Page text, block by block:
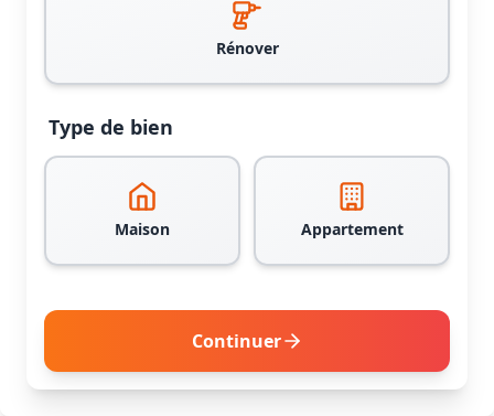
Rénover
Type de bien
Maison Appartement
Continuer